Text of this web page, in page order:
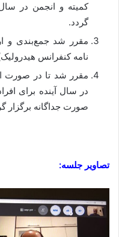
گردد.
مقرر شد جمع‌بندی و
نامه کنفرانس
مقرر شد تا در صورت
در سال آینده برای
صورت جداگانه برگزار
تصاویر جلسه: